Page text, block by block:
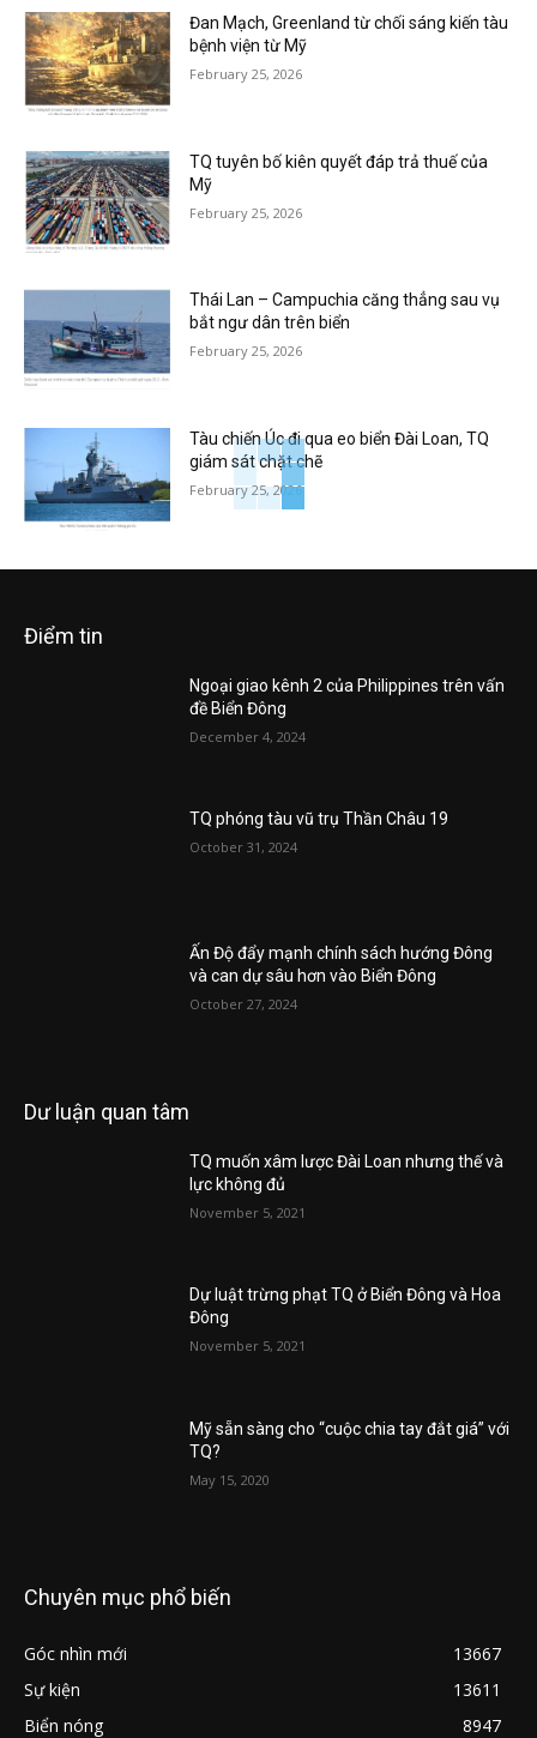
Đan Mạch, Greenland từ chối sáng kiến tàu
bệnh viện từ Mỹ
February 25, 2026
TQ tuyên bố kiên quyết đáp trả thuế của
Mỹ
February 25, 2026
Thái Lan – Campuchia căng thẳng sau vụ
bắt ngư dân trên biển
February 25, 2026
Tàu chiến Úc đi qua eo biển Đài Loan, TQ
giám sát chặt chẽ
February 25, 2026
Điểm tin
Ngoại giao kênh 2 của Philippines trên vấn
đề Biển Đông
December 4, 2024
TQ phóng tàu vũ trụ Thần Châu 19
October 31, 2024
Ấn Độ đẩy mạnh chính sách hướng Đông
và can dự sâu hơn vào Biển Đông
October 27, 2024
Dư luận quan tâm
TQ muốn xâm lược Đài Loan nhưng thế và
lực không đủ
November 5, 2021
Dự luật trừng phạt TQ ở Biển Đông và Hoa
Đông
November 5, 2021
Mỹ sẵn sàng cho “cuộc chia tay đắt giá” với
TQ?
May 15, 2020
Chuyên mục phổ biến
Góc nhìn mới
13667
Sự kiện
13611
Biển nóng
8947